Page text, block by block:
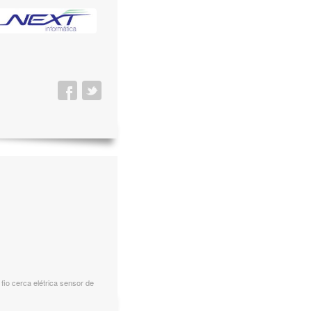
cerca elétrica sensor de